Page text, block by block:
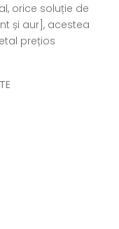
orice soluție de
și aur], acestea
prețios